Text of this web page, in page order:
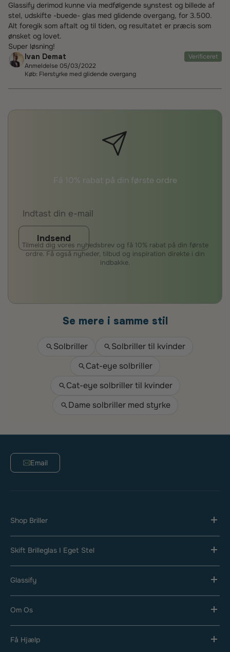
Glassify derimod kunne via medfølgende synstest og billede af
stel, udskifte -buede- glas med glidende overgang, for 3.500.
Alt foregik som aftalt og til tiden, og resultatet er præcis som
ønsket og lovet.
Super løsning!
Ivan Demat
Verificeret
Anmeldelse 05/03/2022
Køb: Flerstyrke med glidende overgang
Få 10% rabat på din første ordre
Indsend
Tilmeld dig vores nyhedsbrev og få 10% rabat på din første
ordre. Få også nyheder, tilbud og inspiration direkte i din
indbakke.
Se mere i samme stil
Solbriller
Solbriller til kvinder
Cat-eye solbriller
Cat-eye solbriller til kvinder
Dame solbriller med styrke
Email
Shop Briller
Skift Brilleglas I Eget Stel
Glassify
Om Os
Få Hjælp